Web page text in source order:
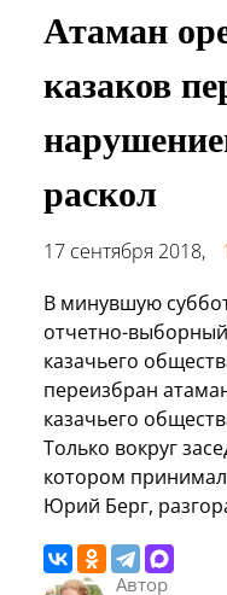
Атаман
казаков
раскол
17 сентября 2018,
В минувшую
отчетно-
казачьего
переизбран
казачьего
Только вокруг
котором принимал
Юрий Берг,
Автор